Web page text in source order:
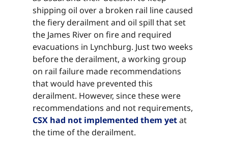
shipping oil over a broken rail line caused
the fiery derailment and oil spill that set
the James River on fire and required
evacuations in Lynchburg. Just two weeks
before the derailment, a working group
on rail failure made recommendations
that would have prevented this
derailment. However, since these were
recommendations and not requirements,
CSX had not implemented them yet​​​​‌ ‍ ​‍​‍‌‍ ‌ ​‍‌‍‍‌‌‍‌ ‌‍‍‌‌‍ ‍​‍​‍​ ‍‍​‍​‍‌ ​ ‌‍​‌‌‍ ‍‌‍‍‌‌ ‌​‌ ‍‌​‍ ‍‌‍‍‌‌‍ ​‍​‍​‍ ​​‍​‍‌‍‍​‌ ​‍‌‍‌‌‌‍‌‍​‍​‍​ ‍‍​‍​‍‌‍‍​‌ ‌​‌ ‌​‌ ​​‌ ​ ​ ‍‍​‍ ​‍ ‌‍​ ‌‍ ‌‌ ​ ​‍ ‍‌‍ ‌‌‍​‌‌‍‍‌‌‍ ‍​‍ ‍​ ​‍​ ​​​ ​‍​ ‌​‌ ​‍‌‍‌‌‌‍‌​‌‍‌‌‌ ​ ‌‍‍‌‌‍‌ ‌‍ ‍​‍ ‍‌ ​‍‌‍‍‌‌ ‌‍‌‍‌‌‌ ​‍‌‍‍ ‌‍‌‌‌‍‌‌‌ ​​‌‍‌‌‌ ​‍​‍ ‍‌‍ ‌ ​‍‌‍‌ ​‍ ‌‍‍‌‌‍ ‍‌ ‌​‌‍‌‌‌‍ ‍‌ ‌​​‍ ‌‍‌‌‌‍‌​‌‍‍‌‌ ‌​​‍ ‌‍ ‌‌‍ ‌‍‌​‌‍‌‌​ ‌‌ ​​‌ ​‍‌‍‌‌‌ ​ ‌‍‌‌‌‍ ‍‌ ‌​‌‍​‌‌ ‌​‌‍‍‌‌‍ ‌‍ ‍​ ‍ ‌‍‍‌‌‍‌​​ ‌​ ‍​​ ‌​​ ‍​​ ‌​‌‍‌‌​ ‌​‌‍‌‍​ ‍‌​‍ ‌​ ‍​​ ​‌​ ​​‌‍‌​​‍ ‌​ ‌​‌‍‌‌​ ‌ ​ ‌‍​‍ ‌‌‍​‌‌‍‌​​ ‍‌‌‍‌‍​‍ ‌​ ‍​​ ‌‍​ ‍‌‌‍​‌​ ‌‍​ ‌​​ ​​‌‍​‌‌‍‌‍​ ‌​​ ‍​​ ​​​ ‍ ‌ ‌​‌ ‍‌‌ ​​‌‍‌‌​ ‌‌‍​‌‌ ​‍‌ ‌​‌‍‍‌‌‍​ ‌‍ ​‌‍‌‌​ ‍ ‌ ​​‌‍​‌‌ ‌​‌‍‍​​ ‌‌‍​ ‌‍ ‌‍ ‍‌ ‌​‌‍‌‌‌‍ ‍‌ ‌​​‍‌‌​ ‌‌‌​​‍‌‌ ‌‍‍ ‌‍‌‌‌ ‍‌​‍‌‌​ ​ ‌​‌​​‍‌‌​ ​ ‌​‌​​‍‌‌​ ​‍​ ​‍‌‍‌‍​ ‌ ​ ‌‌​ ‌ ​ ‌‌‌‍‌‍‌‍​‌‌‍‌​​ ‌‍​ ‌‌​ ‌ ​ ‌‍​‍‌‌​ ​‍​ ​‍​‍‌‌​ ‌‌‌​‌​​‍ ‍‌‍​ ‌‍‍​‌‍‍‌‌‍ ​‌‍‌​‌ ​‍‌‍‌‌‌‍ ‍​‍‌‌​ ‌‌‌​​‍‌‌ ‌‍‍ ‌‍‌‌‌ ‍‌​‍‌‌​ ​ ‌​‌​​‍‌‌​ ​ ‌​‌​​‍‌‌​ ​‍​ ​‍‌‍‌‍​ ‌ ​ ‌‌​ ‌ ​ ‌‌‌‍‌‍‌‍​‌‌‍‌​​ ‌‍​ ‌‌​ ‌ ​ ‌‍​ ‍‌​‍‌‌​ ​‍​ ​‍​‍‌‌​ ‌‌‌​‌​​‍ ‍‌ ‌​‌‍‌‌‌ ‍​‌ ‌​​ ‌‍​‍‌‍​‌‌ ​ ‌‍‌‌‌‌‌‌‌ ​‍‌‍ ​​ ‌‌‍‍​‌ ‌​‌ ‌​‌ ​​‌ ​ ​‍‌‌​ ​ ‌​​‌​‍‌‌​ ​‍‌​‌‍​‍‌‌​ ​‍‌​‌‍‌‍​ ‌‍ ‌‌ ​ ​‍ ‍‌‍ ‌‌‍​‌‌‍‍‌‌‍ ‍​‍ ‍​ ​‍​ ​​​ ​‍​ ‌​‌ ​‍‌‍‌‌‌‍‌​‌‍‌‌‌ ​ ‌‍‍‌‌‍‌ ‌‍ ‍​‍ ‍‌ ​‍‌‍‍‌‌ ‌‍‌‍‌‌‌ ​‍‌‍‍ ‌‍‌‌‌‍‌‌‌ ​​‌‍‌‌‌ ​‍​‍ ‍‌‍ ‌ ​‍‌‍‌ ​‍‌‍‌‍‍‌‌‍‌​​ ‌​ ‍​​ ‌​​ ‍​​ ‌​‌‍‌‌​ ‌​‌‍‌‍​ ‍‌​‍ ‌​ ‍​​ ​‌​ ​​‌‍‌​​‍ ‌​ ‌​‌‍‌‌​ ‌ ​ ‌‍​‍ ‌‌‍​‌‌‍‌​​ ‍‌‌‍‌‍​‍ ‌​ ‍​​ ‌‍​ ‍‌‌‍​‌​ ‌‍​ ‌​​ ​​‌‍​‌‌‍‌‍​ ‌​​ ‍​​ ​​​‍‌‍‌ ‌​‌ ‍‌‌ ​​‌‍‌‌​ ‌‌‍​‌‌ ​‍‌ ‌​‌‍‍‌‌‍​ ‌‍ ​‌‍‌‌​‍‌‍‌ ​​‌‍​‌‌ ‌​‌‍‍​​ ‌‌‍​ ‌‍ ‌‍ ‍‌ ‌​‌‍‌‌‌‍ ‍‌ ‌​​‍‌‌​ ‌‌‌​​‍‌‌ ‌‍‍ ‌‍‌‌‌ ‍‌​‍‌‌​ ​ ‌​‌​​‍‌‌​ ​ ‌​‌​​‍‌‌​ ​‍​ ​‍‌‍‌‍​ ‌ ​ ‌‌​ ‌ ​ ‌‌‌‍‌‍‌‍​‌‌‍‌​​ ‌‍​ ‌‌​ ‌ ​ ‌‍​‍‌‌​ ​‍​ ​‍​‍‌‌​ ‌‌‌​‌​​‍ ‍‌‍​ ‌‍‍​‌‍‍‌‌‍ ​‌‍‌​‌ ​‍‌‍‌‌‌‍ ‍​‍‌‌​ ‌‌‌​​‍‌‌ ‌‍‍ ‌‍‌‌‌ ‍‌​‍‌‌​ ​ ‌​‌​​‍‌‌​ ​ ‌​‌​​‍‌‌​ ​‍​ ​‍‌‍‌‍​ ‌ ​ ‌‌​ ‌ ​ ‌‌‌‍‌‍‌‍​‌‌‍‌​​ ‌‍​ ‌‌​ ‌ ​ ‌‍​ ‍‌​‍‌‌​ ​‍​ ​‍​‍‌‌​ ‌‌‌​‌​​‍ ‍‌ ‌​‌‍‌‌‌ ‍​‌ ‌​​‍‌‍‌ ​​‌‍‌‌‌ ​‍‌ ​ ‌ ​​‌‍‌‌‌‍​ ‌ ‌​‌‍‍‌‌ ‌‍‌‍‌‌​ ‌‌ ​​‌ ‌‌‌‍​‍‌‍ ​‌‍‍‌‌ ​ ‌‍‍​‌‍‌‌‌‍‌​​‍​‍‌ ‌at
the time of the derailment.​​​​‌ ‍ ​‍​‍‌‍ ‌ ​‍‌‍‍‌‌‍‌ ‌‍‍‌‌‍ ‍​‍​‍​ ‍‍​‍​‍‌ ​ ‌‍​‌‌‍ ‍‌‍‍‌‌ ‌​‌ ‍‌​‍ ‍‌‍‍‌‌‍ ​‍​‍​‍ ​​‍​‍‌‍‍​‌ ​‍‌‍‌‌‌‍‌‍​‍​‍​ ‍‍​‍​‍‌‍‍​‌ ‌​‌ ‌​‌ ​​‌ ​ ​ ‍‍​‍ ​‍ ‌‍​ ‌‍ ‌‌ ​ ​‍ ‍‌‍ ‌‌‍​‌‌‍‍‌‌‍ ‍​‍ ‍​ ​‍​ ​​​ ​‍​ ‌​‌ ​‍‌‍‌‌‌‍‌​‌‍‌‌‌ ​ ‌‍‍‌‌‍‌ ‌‍ ‍​‍ ‍‌ ​‍‌‍‍‌‌ ‌‍‌‍‌‌‌ ​‍‌‍‍ ‌‍‌‌‌‍‌‌‌ ​​‌‍‌‌‌ ​‍​‍ ‍‌‍ ‌ ​‍‌‍‌ ​‍ ‌‍‍‌‌‍ ‍‌ ‌​‌‍‌‌‌‍ ‍‌ ‌​​‍ ‌‍‌‌‌‍‌​‌‍‍‌‌ ‌​​‍ ‌‍ ‌‌‍ ‌‍‌​‌‍‌‌​ ‌‌ ​​‌ ​‍‌‍‌‌‌ ​ ‌‍‌‌‌‍ ‍‌ ‌​‌‍​‌‌ ‌​‌‍‍‌‌‍ ‌‍ ‍​ ‍ ‌‍‍‌‌‍‌​​ ‌​ ‍​​ ‌​​ ‍​​ ‌​‌‍‌‌​ ‌​‌‍‌‍​ ‍‌​‍ ‌​ ‍​​ ​‌​ ​​‌‍‌​​‍ ‌​ ‌​‌‍‌‌​ ‌ ​ ‌‍​‍ ‌‌‍​‌‌‍‌​​ ‍‌‌‍‌‍​‍ ‌​ ‍​​ ‌‍​ ‍‌‌‍​‌​ ‌‍​ ‌​​ ​​‌‍​‌‌‍‌‍​ ‌​​ ‍​​ ​​​ ‍ ‌ ‌​‌ ‍‌‌ ​​‌‍‌‌​ ‌‌‍​‌‌ ​‍‌ ‌​‌‍‍‌‌‍​ ‌‍ ​‌‍‌‌​ ‍ ‌ ​​‌‍​‌‌ ‌​‌‍‍​​ ‌‌‍​ ‌‍ ‌‍ ‍‌ ‌​‌‍‌‌‌‍ ‍‌ ‌​​‍‌‌​ ‌‌‌​​‍‌‌ ‌‍‍ ‌‍‌‌‌ ‍‌​‍‌‌​ ​ ‌​‌​​‍‌‌​ ​ ‌​‌​​‍‌‌​ ​‍​ ​‍‌‍‌‍​ ‌ ​ ‌‌​ ‌ ​ ‌‌‌‍‌‍‌‍​‌‌‍‌​​ ‌‍​ ‌‌​ ‌ ​ ‌‍​‍‌‌​ ​‍​ ​‍​‍‌‌​ ‌‌‌​‌​​‍ ‍‌‍​ ‌‍‍​‌‍‍‌‌‍ ​‌‍‌​‌ ​‍‌‍‌‌‌‍ ‍​‍‌‌​ ‌‌‌​​‍‌‌ ‌‍‍ ‌‍‌‌‌ ‍‌​‍‌‌​ ​ ‌​‌​​‍‌‌​ ​ ‌​‌​​‍‌‌​ ​‍​ ​‍‌‍‌‍​ ‌ ​ ‌‌​ ‌ ​ ‌‌‌‍‌‍‌‍​‌‌‍‌​​ ‌‍​ ‌‌​ ‌ ​ ‌‍​ ​‌​ ​​​‍‌‌​ ​‍​ ​‍​‍‌‌​ ‌‌‌​‌​​‍ ‍‌ ‌​‌‍‌‌‌ ‍​‌ ‌​​ ‌‍​‍‌‍​‌‌ ​ ‌‍‌‌‌‌‌‌‌ ​‍‌‍ ​​ ‌‌‍‍​‌ ‌​‌ ‌​‌ ​​‌ ​ ​‍‌‌​ ​ ‌​​‌​‍‌‌​ ​‍‌​‌‍​‍‌‌​ ​‍‌​‌‍‌‍​ ‌‍ ‌‌ ​ ​‍ ‍‌‍ ‌‌‍​‌‌‍‍‌‌‍ ‍​‍ ‍​ ​‍​ ​​​ ​‍​ ‌​‌ ​‍‌‍‌‌‌‍‌​‌‍‌‌‌ ​ ‌‍‍‌‌‍‌ ‌‍ ‍​‍ ‍‌ ​‍‌‍‍‌‌ ‌‍‌‍‌‌‌ ​‍‌‍‍ ‌‍‌‌‌‍‌‌‌ ​​‌‍‌‌‌ ​‍​‍ ‍‌‍ ‌ ​‍‌‍‌ ​‍‌‍‌‍‍‌‌‍‌​​ ‌​ ‍​​ ‌​​ ‍​​ ‌​‌‍‌‌​ ‌​‌‍‌‍​ ‍‌​‍ ‌​ ‍​​ ​‌​ ​​‌‍‌​​‍ ‌​ ‌​‌‍‌‌​ ‌ ​ ‌‍​‍ ‌‌‍​‌‌‍‌​​ ‍‌‌‍‌‍​‍ ‌​ ‍​​ ‌‍​ ‍‌‌‍​‌​ ‌‍​ ‌​​ ​​‌‍​‌‌‍‌‍​ ‌​​ ‍​​ ​​​‍‌‍‌ ‌​‌ ‍‌‌ ​​‌‍‌‌​ ‌‌‍​‌‌ ​‍‌ ‌​‌‍‍‌‌‍​ ‌‍ ​‌‍‌‌​‍‌‍‌ ​​‌‍​‌‌ ‌​‌‍‍​​ ‌‌‍​ ‌‍ ‌‍ ‍‌ ‌​‌‍‌‌‌‍ ‍‌ ‌​​‍‌‌​ ‌‌‌​​‍‌‌ ‌‍‍ ‌‍‌‌‌ ‍‌​‍‌‌​ ​ ‌​‌​​‍‌‌​ ​ ‌​‌​​‍‌‌​ ​‍​ ​‍‌‍‌‍​ ‌ ​ ‌‌​ ‌ ​ ‌‌‌‍‌‍‌‍​‌‌‍‌​​ ‌‍​ ‌‌​ ‌ ​ ‌‍​‍‌‌​ ​‍​ ​‍​‍‌‌​ ‌‌‌​‌​​‍ ‍‌‍​ ‌‍‍​‌‍‍‌‌‍ ​‌‍‌​‌ ​‍‌‍‌‌‌‍ ‍​‍‌‌​ ‌‌‌​​‍‌‌ ‌‍‍ ‌‍‌‌‌ ‍‌​‍‌‌​ ​ ‌​‌​​‍‌‌​ ​ ‌​‌​​‍‌‌​ ​‍​ ​‍‌‍‌‍​ ‌ ​ ‌‌​ ‌ ​ ‌‌‌‍‌‍‌‍​‌‌‍‌​​ ‌‍​ ‌‌​ ‌ ​ ‌‍​ ​‌​ ​​​‍‌‌​ ​‍​ ​‍​‍‌‌​ ‌‌‌​‌​​‍ ‍‌ ‌​‌‍‌‌‌ ‍​‌ ‌​​‍‌‍‌ ​​‌‍‌‌‌ ​‍‌ ​ ‌ ​​‌‍‌‌‌‍​ ‌ ‌​‌‍‍‌‌ ‌‍‌‍‌‌​ ‌‌ ​​‌ ‌‌‌‍​‍‌‍ ​‌‍‍‌‌ ​ ‌‍‍​‌‍‌‌‌‍‌​​‍​‍‌ ‌